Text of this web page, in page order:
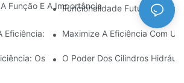
Função E A Importância Dos Cilindros
Funcionalidade Futurista:
Eficiência: O Cilindro Telescópico Elétrico
Maximize A Eficiência Com
Os Benefícios De Um Cilindro
O Poder Dos Cilindros